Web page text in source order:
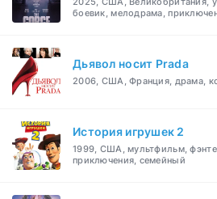
боевик, мелодрама,
Дьявол носит Prada
2006, США, Франция, драма,
История игрушек 2
1999, США, мультфильм,
приключения, семейный